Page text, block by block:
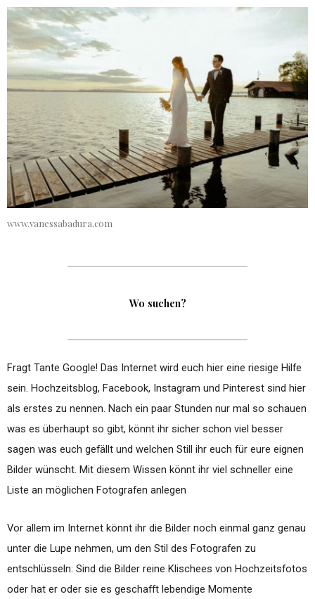
www.vanessabadura.com
Wo suchen?
Fragt Tante Google! Das Internet wird euch hier eine riesige Hilfe
sein. Hochzeitsblog, Facebook, Instagram und Pinterest sind hier
als erstes zu nennen. Nach ein paar Stunden nur mal so schauen
was es überhaupt so gibt, könnt ihr sicher schon viel besser
sagen was euch gefällt und welchen Still ihr euch für eure eignen
Bilder wünscht. Mit diesem Wissen könnt ihr viel schneller eine
Liste an möglichen Fotografen anlegen
Vor allem im Internet könnt ihr die Bilder noch einmal ganz genau
unter die Lupe nehmen, um den Stil des Fotografen zu
entschlüsseln: Sind die Bilder reine Klischees von Hochzeitsfotos
oder hat er oder sie es geschafft lebendige Momente